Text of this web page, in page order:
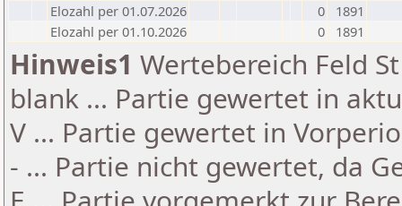
Elozahl per 01.07.2026
0
1891
Elozahl per 01.10.2026
0 1891
Hinweis1 Wertebereich Feld
blank ... Partie gewertet in
V ... Partie gewertet in
- ... Partie nicht gewertet, da